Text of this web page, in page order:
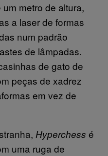
metro de altura,
a laser de formas
num padrão
de lâmpadas.
de gato de
peças de xadrez
em vez de
Hyperchess é
uma ruga de